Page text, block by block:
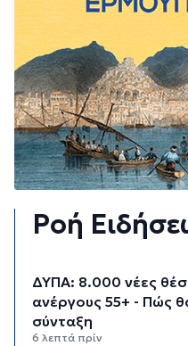
Ροή
ΔΥΠΑ: 8.000 νέες
ανέργους 55+ - Πώς
σύνταξη
6 λεπτά πρίν